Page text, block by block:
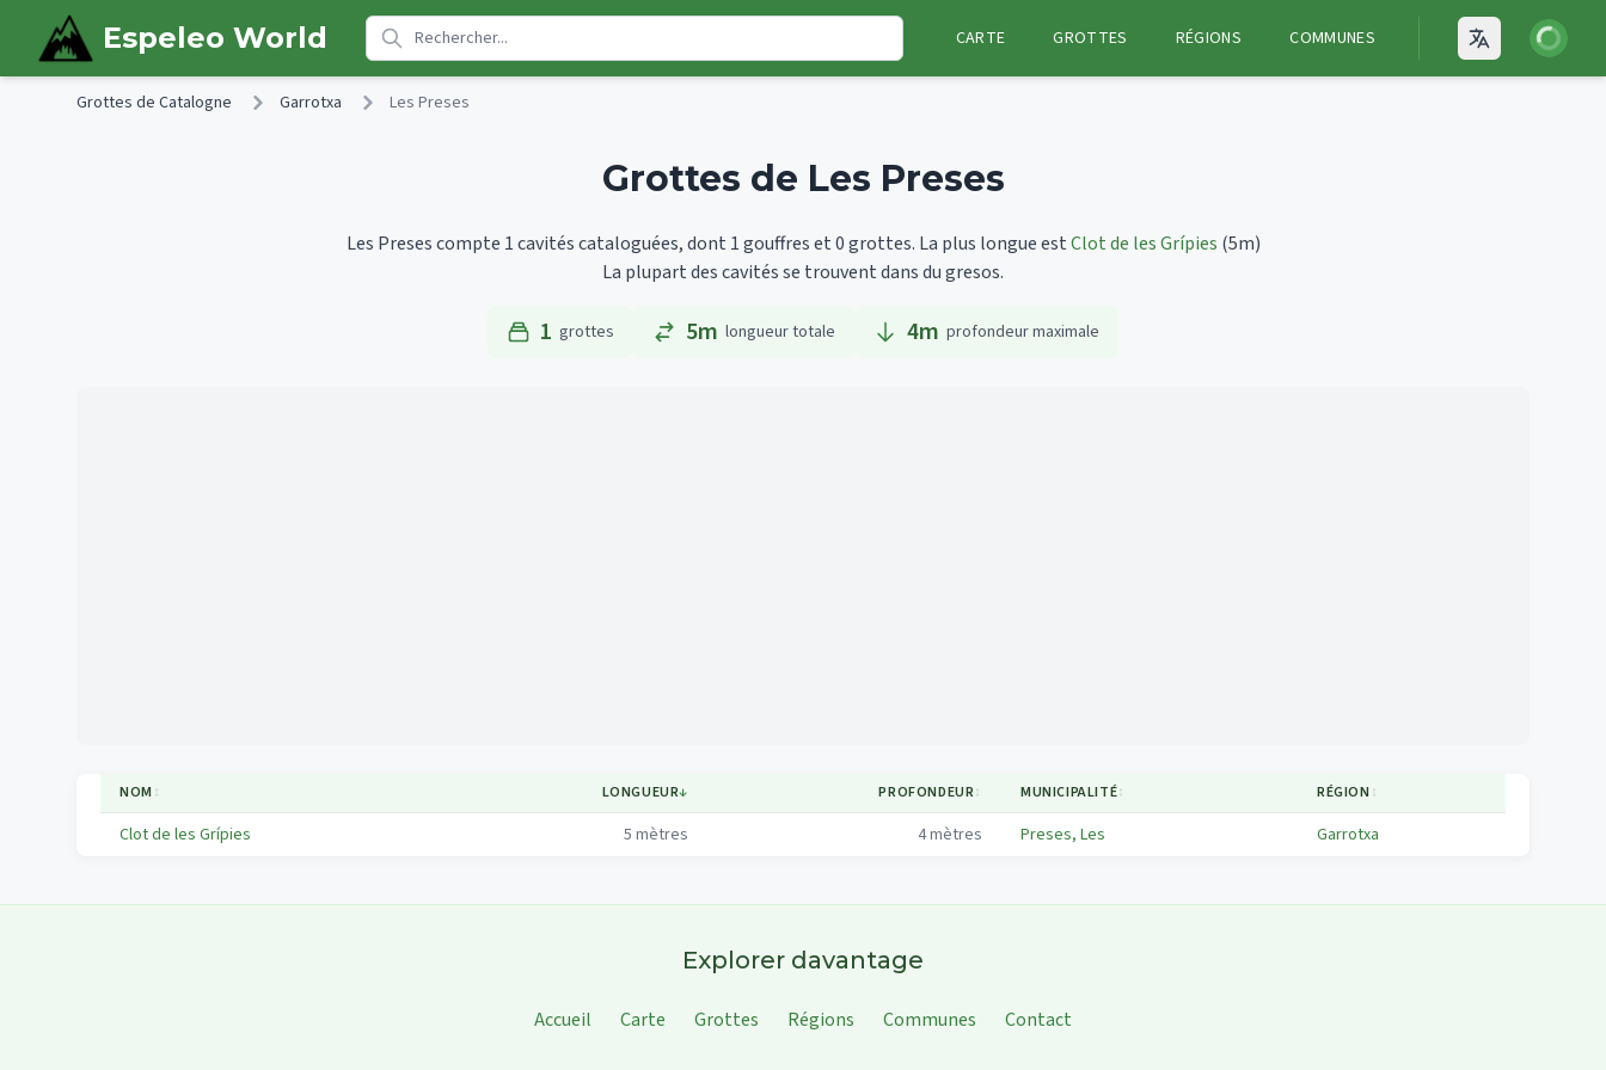
Skip to main content
Espeleo World CARTE GROTTES RÉGIONS COMMUNES Open
Connexion
Grottes de Catalogne Garrotxa Les Preses
Grottes de Les Preses
Les Preses compte 1 cavités cataloguées, dont 1 gouffres et 0 grottes. La plus longue estClot de les Grípies (5m)
La plupart des cavités se trouvent dans du gresos.
1 grottes 5m longueur totale 4m profondeur maximale
NOM ↕ LONGUEUR↓ PROFONDEUR↕ MUNICIPALITÉ↕ RÉGION ↕
Clot de les Grípies 5 mètres 4mètres Preses, Les Garrotxa
Explorer davantage
Accueil Carte Grottes Régions Communes Contact